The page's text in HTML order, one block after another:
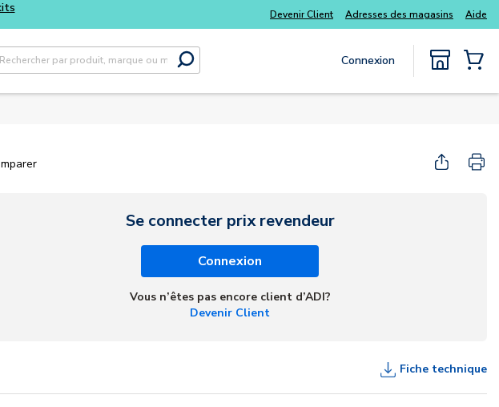
davantage avec les kits Tous vos essentiels du quotidien, sans délai
Devenir Client Adresses des magasins Aide
sur le site
Soumettre la recherche
Connexion
Se connecter prix revendeur
Connexion
Vous n’êtes pas encore client d’ADI?
Devenir Client
Fiche technique